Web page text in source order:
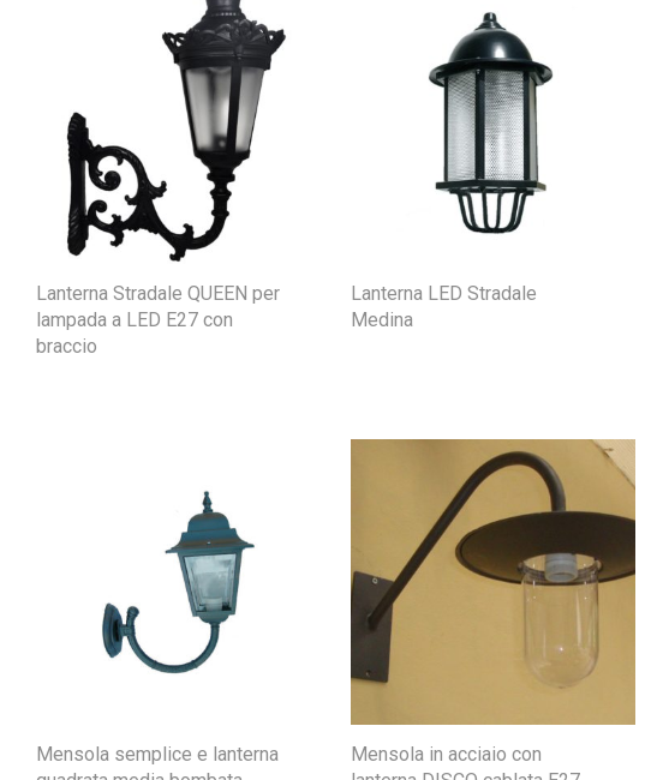
Lanterna Stradale QUEEN per
lampada a LED E27 con
braccio
Lanterna LED Stradale
Medina
Mensola semplice e lanterna
Mensola in acciaio con